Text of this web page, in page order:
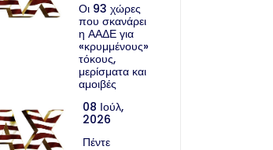
Οι 93 χώρες
που σκανάρει
η ΑΑΔΕ για
«κρυμμένους»
τόκους,
μερίσματα και
αμοιβές
08 Ιούλ,
2026
Πέντε